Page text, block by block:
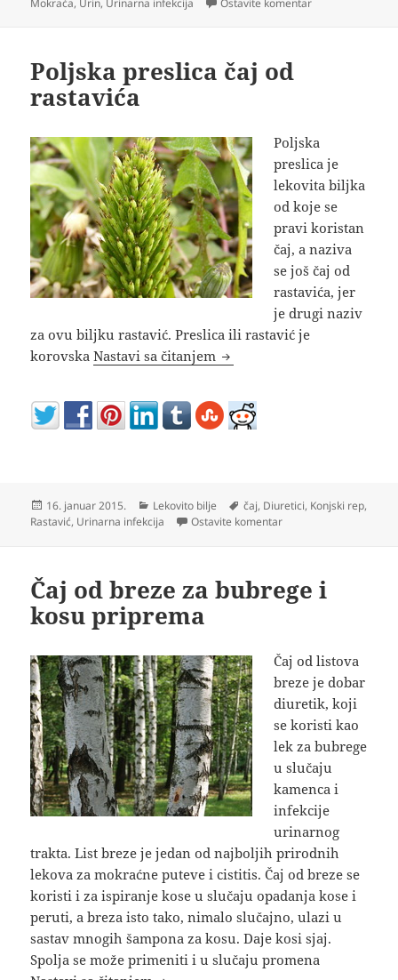
Mokraća, Urin, Urinarna infekcija Ostavite komentar
Poljska preslica čaj od
rastavića
Poljska
preslica je
lekovita biljka
od koje se
pravi koristan
čaj, a naziva
se još čaj od
rastavića, jer
je drugi naziv
za ovu biljku rastavić. Preslica ili rastavić je
korovskaNastavi sa čitanjem Poljska preslica čaj od
Objavljeno
16. januar 2015. Kategorije
Lekovito bilje Oznake
čaj, Diuretici, Konjski rep,
Rastavić, Urinarna infekcija Ostavite komentarna Poljska preslica čaj
Čaj od breze za bubrege i
kosu priprema
Čaj od listova
breze je dobar
diuretik, koji
se koristi kao
lek za bubrege
u slučaju
kamenca i
infekcije
urinarnog
trakta. List breze je jedan od najboljih prirodnih
lekova za mokraćne puteve i cistitis. Čaj od breze se
koristi i za ispiranje kose u slučaju opadanja kose i
peruti, a breza isto tako, nimalo slučajno, ulazi u
sastav mnogih šampona za kosu. Daje kosi sjaj.
Spolja se može primeniti i u slučaju promena